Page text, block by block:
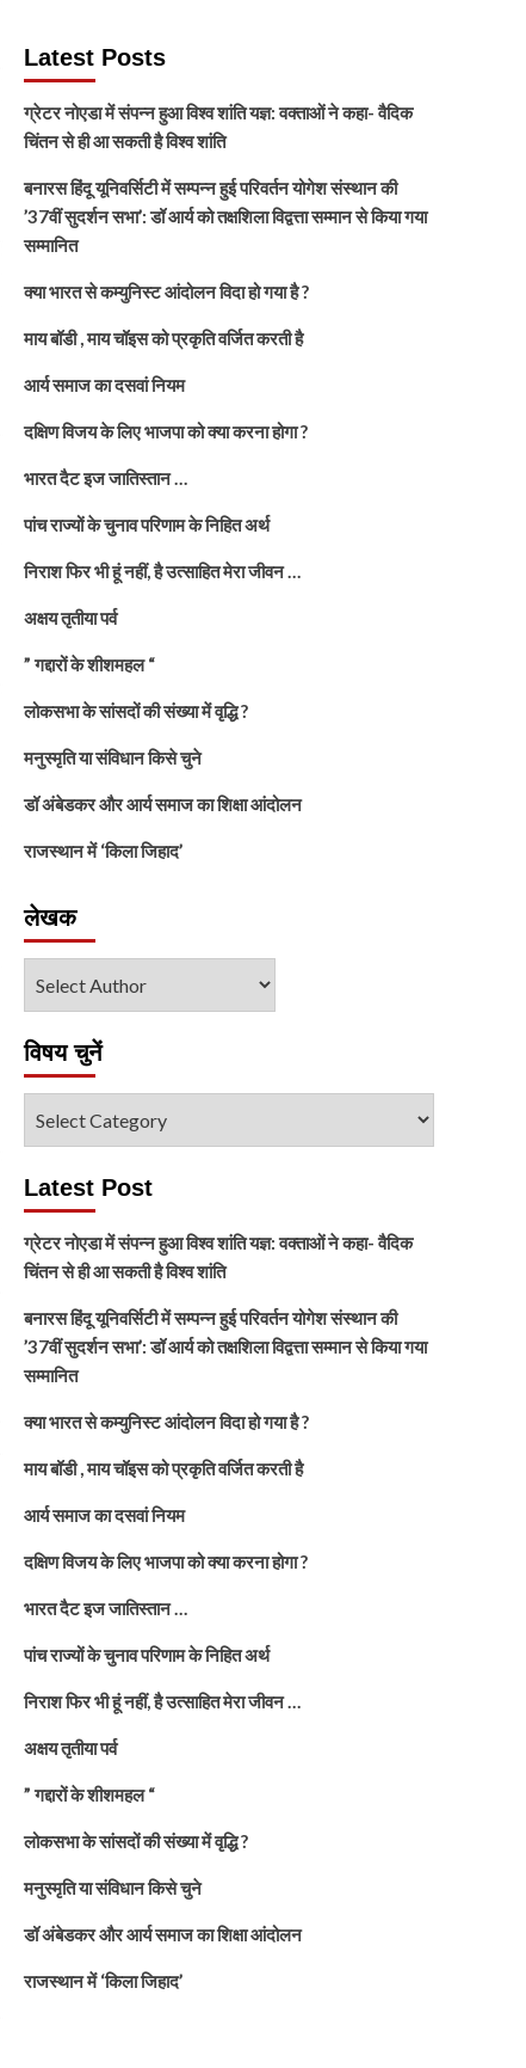
Latest Posts
ग्रेटर नोएडा में संपन्न हुआ विश्व शांति यज्ञ: वक्ताओं ने कहा- वैदिक
चिंतन से ही आ सकती है विश्व शांति
बनारस हिंदू यूनिवर्सिटी में सम्पन्न हुई परिवर्तन योगेश संस्थान की
’37वीं सुदर्शन सभा’: डॉ आर्य को तक्षशिला विद्वत्ता सम्मान से किया गया
सम्मानित
क्या भारत से कम्युनिस्ट आंदोलन विदा हो गया है ?
माय बॉडी , माय चॉइस को प्रकृति वर्जित करती है
आर्य समाज का दसवां नियम
दक्षिण विजय के लिए भाजपा को क्या करना होगा ?
भारत दैट इज जातिस्तान …
पांच राज्यों के चुनाव परिणाम के निहित अर्थ
निराश फिर भी हूं नहीं, है उत्साहित मेरा जीवन …
अक्षय तृतीया पर्व
” गद्दारों के शीशमहल “
लोकसभा के सांसदों की संख्या में वृद्धि ?
मनुस्मृति या संविधान किसे चुने
डॉ अंबेडकर और आर्य समाज का शिक्षा आंदोलन
राजस्थान में ‘किला जिहाद’
लेखक
विषय चुनें
Latest Post
ग्रेटर नोएडा में संपन्न हुआ विश्व शांति यज्ञ: वक्ताओं ने कहा- वैदिक
चिंतन से ही आ सकती है विश्व शांति
बनारस हिंदू यूनिवर्सिटी में सम्पन्न हुई परिवर्तन योगेश संस्थान की
’37वीं सुदर्शन सभा’: डॉ आर्य को तक्षशिला विद्वत्ता सम्मान से किया गया
सम्मानित
क्या भारत से कम्युनिस्ट आंदोलन विदा हो गया है ?
माय बॉडी , माय चॉइस को प्रकृति वर्जित करती है
आर्य समाज का दसवां नियम
दक्षिण विजय के लिए भाजपा को क्या करना होगा ?
भारत दैट इज जातिस्तान …
पांच राज्यों के चुनाव परिणाम के निहित अर्थ
निराश फिर भी हूं नहीं, है उत्साहित मेरा जीवन …
अक्षय तृतीया पर्व
” गद्दारों के शीशमहल “
लोकसभा के सांसदों की संख्या में वृद्धि ?
मनुस्मृति या संविधान किसे चुने
डॉ अंबेडकर और आर्य समाज का शिक्षा आंदोलन
राजस्थान में ‘किला जिहाद’